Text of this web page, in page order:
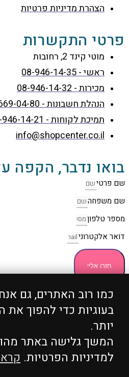
כמו רוב האתרים, גם
בעוגיות כדי להפוך את
יותר.
המשך גלישה באתר
למדיניות הפרטיות.
הצהרת מדיניות פרטיות
פרטי התקשרות
מוטי קינד 2, רחובות
ראשי - 08-946-14-35
מכירות - 08-946-14-32
הנהלת חשבונות - 08-669-04-80
תמיכת לקוחות - 08-946-14-21
info@shopcenter.co.il
בואו נדבר, הקפה
שם פרטי
שם משפחה
מספר טלפון
דואר אלקטרוני
חזרו אליי
כל הזכויות שמורות 2004 - 2024 ©
WhatsApp